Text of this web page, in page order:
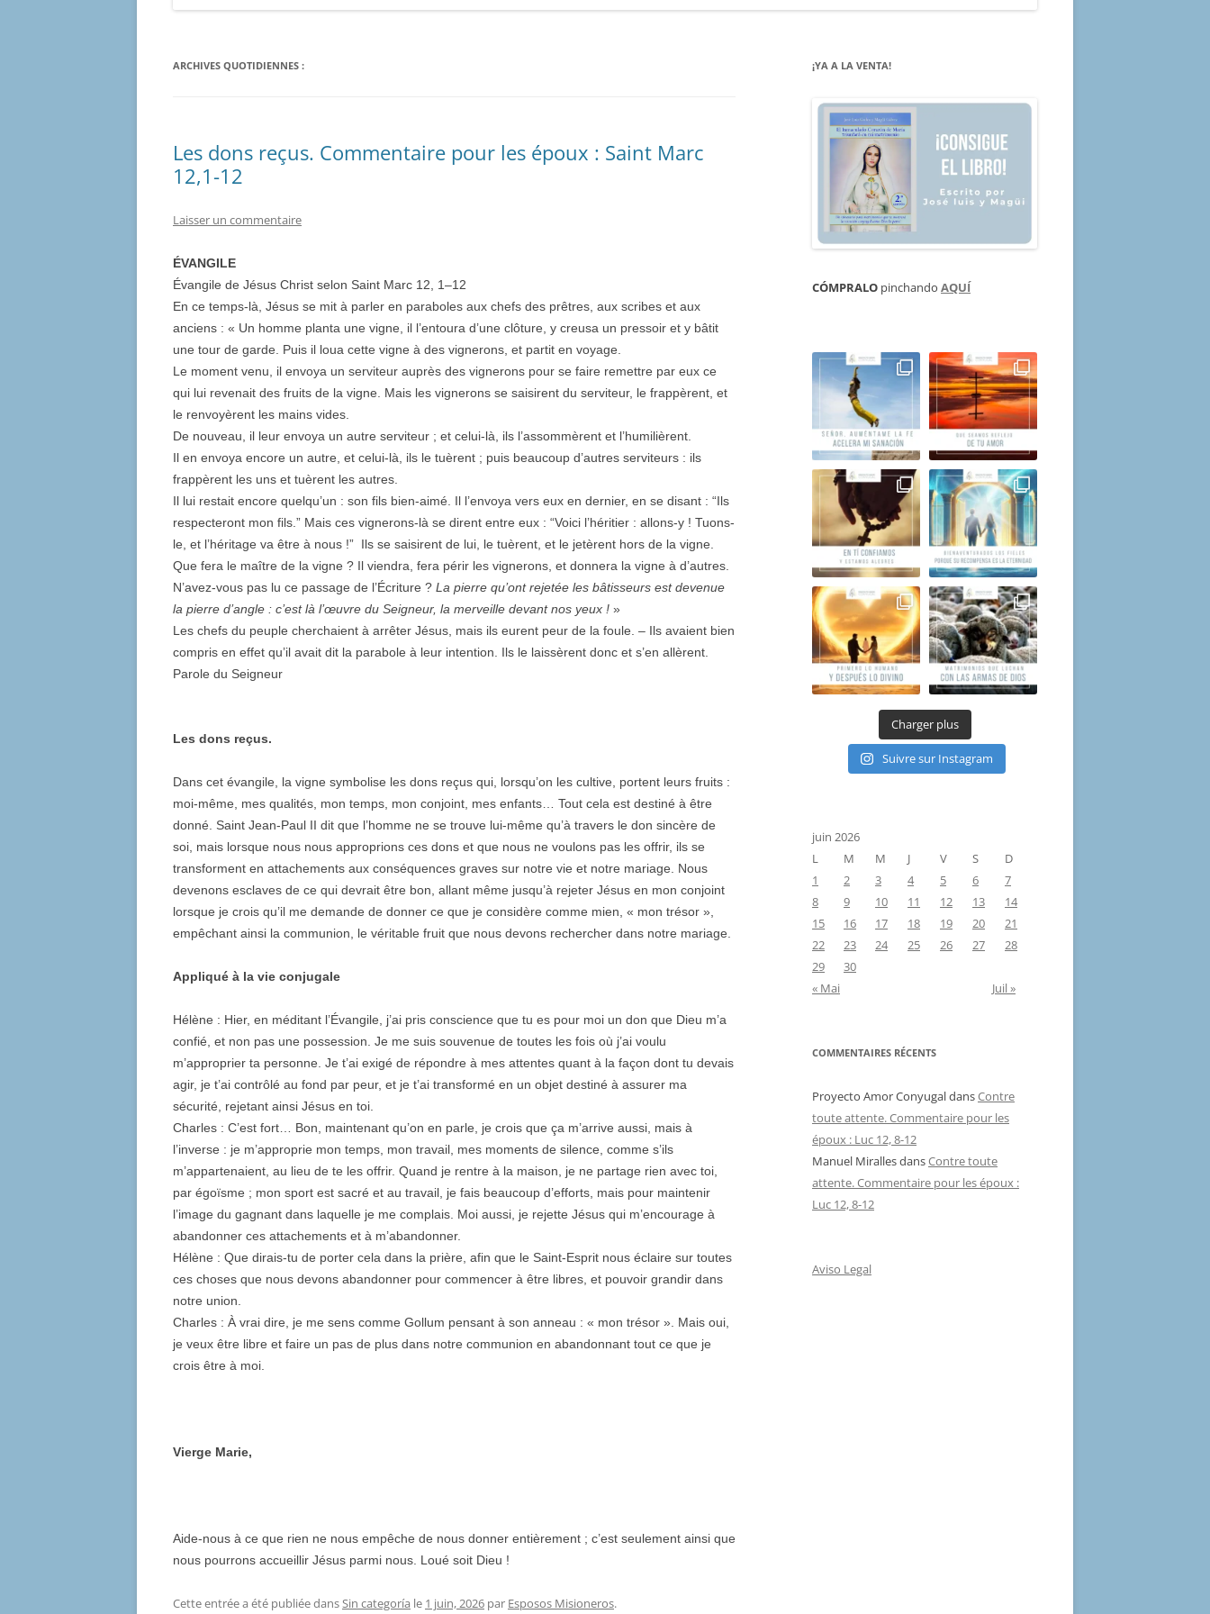
ARCHIVES QUOTIDIENNES :
Les dons reçus. Commentaire pour les époux : Saint Marc
12,1-12
Laisser un commentaire
ÉVANGILE
Évangile de Jésus Christ selon Saint Marc 12, 1–12
En ce temps-là, Jésus se mit à parler en paraboles aux chefs des prêtres, aux scribes et aux
anciens : « Un homme planta une vigne, il l’entoura d’une clôture, y creusa un pressoir et y bâtit
une tour de garde. Puis il loua cette vigne à des vignerons, et partit en voyage.
Le moment venu, il envoya un serviteur auprès des vignerons pour se faire remettre par eux ce
qui lui revenait des fruits de la vigne. Mais les vignerons se saisirent du serviteur, le frappèrent, et
le renvoyèrent les mains vides.
De nouveau, il leur envoya un autre serviteur ; et celui-là, ils l’assommèrent et l’humilièrent.
Il en envoya encore un autre, et celui-là, ils le tuèrent ; puis beaucoup d’autres serviteurs : ils
frappèrent les uns et tuèrent les autres.
Il lui restait encore quelqu’un : son fils bien-aimé. Il l’envoya vers eux en dernier, en se disant : “Ils
respecteront mon fils.” Mais ces vignerons-là se dirent entre eux : “Voici l’héritier : allons-y ! Tuons-
le, et l’héritage va être à nous !” Ils se saisirent de lui, le tuèrent, et le jetèrent hors de la vigne.
Que fera le maître de la vigne ? Il viendra, fera périr les vignerons, et donnera la vigne à d’autres.
N’avez-vous pas lu ce passage de l’Écriture ? La pierre qu’ont rejetée les bâtisseurs est devenue
la pierre d’angle : c’est là l’œuvre du Seigneur, la merveille devant nos yeux ! »
Les chefs du peuple cherchaient à arrêter Jésus, mais ils eurent peur de la foule. – Ils avaient bien
compris en effet qu’il avait dit la parabole à leur intention. Ils le laissèrent donc et s’en allèrent.
Parole du Seigneur
Les dons reçus.
Dans cet évangile, la vigne symbolise les dons reçus qui, lorsqu’on les cultive, portent leurs fruits :
moi-même, mes qualités, mon temps, mon conjoint, mes enfants… Tout cela est destiné à être
donné. Saint Jean-Paul II dit que l’homme ne se trouve lui-même qu’à travers le don sincère de
soi, mais lorsque nous nous approprions ces dons et que nous ne voulons pas les offrir, ils se
transforment en attachements aux conséquences graves sur notre vie et notre mariage. Nous
devenons esclaves de ce qui devrait être bon, allant même jusqu’à rejeter Jésus en mon conjoint
lorsque je crois qu’il me demande de donner ce que je considère comme mien, « mon trésor »,
empêchant ainsi la communion, le véritable fruit que nous devons rechercher dans notre mariage.
Appliqué à la vie conjugale
Hélène : Hier, en méditant l’Évangile, j’ai pris conscience que tu es pour moi un don que Dieu m’a
confié, et non pas une possession. Je me suis souvenue de toutes les fois où j’ai voulu
m’approprier ta personne. Je t’ai exigé de répondre à mes attentes quant à la façon dont tu devais
agir, je t’ai contrôlé au fond par peur, et je t’ai transformé en un objet destiné à assurer ma
sécurité, rejetant ainsi Jésus en toi.
Charles : C’est fort… Bon, maintenant qu’on en parle, je crois que ça m’arrive aussi, mais à
l’inverse : je m’approprie mon temps, mon travail, mes moments de silence, comme s’ils
m’appartenaient, au lieu de te les offrir. Quand je rentre à la maison, je ne partage rien avec toi,
par égoïsme ; mon sport est sacré et au travail, je fais beaucoup d’efforts, mais pour maintenir
l’image du gagnant dans laquelle je me complais. Moi aussi, je rejette Jésus qui m’encourage à
abandonner ces attachements et à m’abandonner.
Hélène : Que dirais-tu de porter cela dans la prière, afin que le Saint-Esprit nous éclaire sur toutes
ces choses que nous devons abandonner pour commencer à être libres, et pouvoir grandir dans
notre union.
Charles : À vrai dire, je me sens comme Gollum pensant à son anneau : « mon trésor ». Mais oui,
je veux être libre et faire un pas de plus dans notre communion en abandonnant tout ce que je
crois être à moi.
Vierge Marie,
Aide-nous à ce que rien ne nous empêche de nous donner entièrement ; c’est seulement ainsi que
nous pourrons accueillir Jésus parmi nous. Loué soit Dieu !
Cette entrée a été publiée dansSin categoría le 1 juin, 2026 par Esposos Misioneros.
¡YA A LA VENTA!
CÓMPRALO pinchando AQUÍ
Charger plus
Suivre sur Instagram
juin 2026
L
M M J V S
D
1
2 3 4 5 6
7
8
9 10 11 12 13
14
15
16 17 18 19 20
21
22
23 24 25 26 27
28
29
30
« Mai
Juil »
COMMENTAIRES RÉCENTS
Proyecto Amor ConyugaldansContre
toute attente. Commentaire pour les
époux : Luc 12, 8-12
Manuel MirallesdansContre toute
attente. Commentaire pour les époux :
Luc 12, 8-12
Aviso Legal